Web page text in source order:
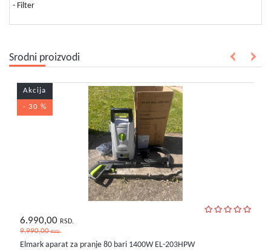
- Filter
Srodni proizvodi
Akcija
- 30 %
6.990,00 RSD.
9.990,00RSD.
Elmark aparat za pranje 80 bari 1400W EL-203HPW